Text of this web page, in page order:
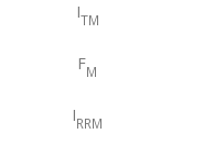
ITM
FM
IRRM